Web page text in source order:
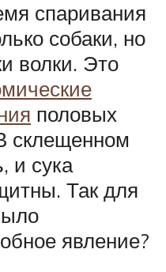
спаривания
собаки, но
волки. Это
половых
склещенном
и сука
Так для
явление?